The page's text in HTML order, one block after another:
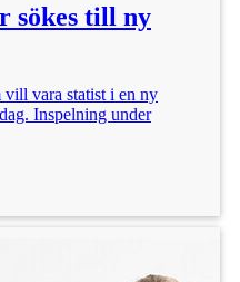
sökes till ny
vara statist i en ny
Inspelning under